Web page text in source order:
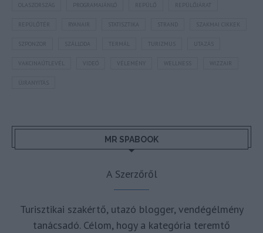
OLASZORSZÁG REPÜLŐJÁRAT
REPÜLŐTÉR STATISZTIKA STRAND SZAKMAI CIKKEK
SZPONZOR SZÁLLODA TERMÁL TURIZMUS UTAZÁS
VAKCINAÚTLEVÉL WIZZAIR
ÚJRANYITÁS
MR SPABOOK
A Szerzőről
Turisztikai szakértő, utazó blogger, vendégélmény
tanácsadó. Célom, hogy a kategória teremtő